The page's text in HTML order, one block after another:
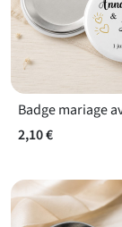
2,10 €